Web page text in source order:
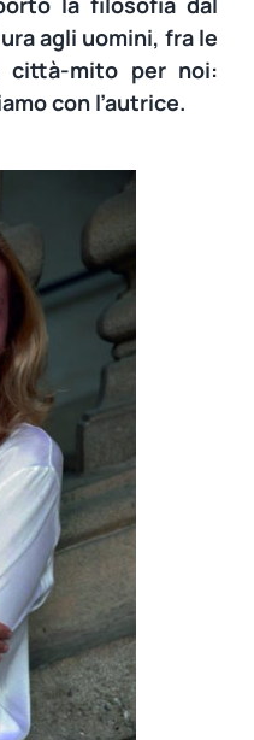
agli uomini, fra le
città-mito per noi:
con l’autrice.